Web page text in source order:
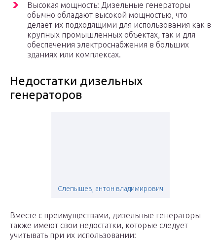
Высокая мощность: Дизельные генераторы
обычно обладают высокой мощностью, что
делает их подходящими для использования как в
крупных промышленных объектах, так и для
обеспечения электроснабжения в больших
зданиях или комплексах.
Недостатки дизельных
генераторов
Слепышев, антон владимирович
Вместе с преимуществами, дизельные генераторы
также имеют свои недостатки, которые следует
учитывать при их использовании: